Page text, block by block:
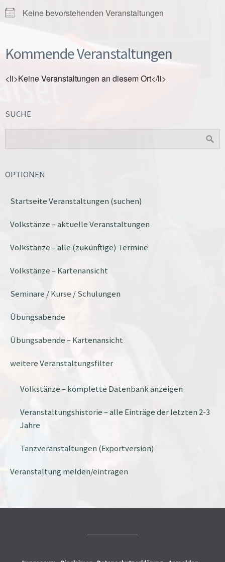
Keine bevorstehenden Veranstaltungen
Kommende Veranstaltungen
<li>Keine Veranstaltungen an diesem Ort</li>
SUCHE
OPTIONEN
Startseite Veranstaltungen (suchen)
Volkstänze – aktuelle Veranstaltungen
Volkstänze – alle (zukünftige) Termine
Volkstänze – Kartenansicht
Seminare / Kurse / Schulungen
Übungsabende
Übungsabende – Kartenansicht
weitere Veranstaltungsfilter
Volkstänze – komplette Datenbank anzeigen
Veranstaltungshistorie – alle Einträge der letzten 2-3
Jahre
Tanzveranstaltungen (Exportversion)
Veranstaltung melden/eintragen